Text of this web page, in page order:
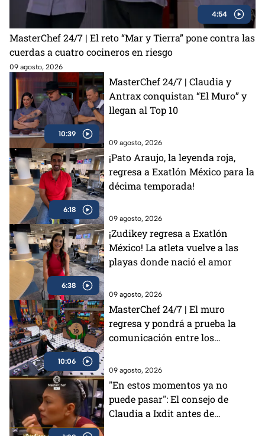
4:54
MasterChef 24/7 | El reto “Mar y Tierra” pone contra las
cuerdas a cuatro cocineros en riesgo
09 agosto, 2026
10:39
MasterChef 24/7 | Claudia y
Antrax conquistan “El Muro” y
llegan al Top 10
09 agosto, 2026
6:18
¡Pato Araujo, la leyenda roja,
regresa a Exatlón México para la
décima temporada!
09 agosto, 2026
6:38
¡Zudikey regresa a Exatlón
México! La atleta vuelve a las
playas donde nació el amor
09 agosto, 2026
10:06
MasterChef 24/7 | El muro
regresa y pondrá a prueba la
comunicación entre los
09 agosto, 2026
"En estos momentos ya no
puede pasar": El consejo de
Claudia a Ixdit antes de